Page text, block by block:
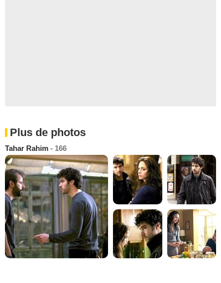
Plus de photos
Tahar Rahim - 166